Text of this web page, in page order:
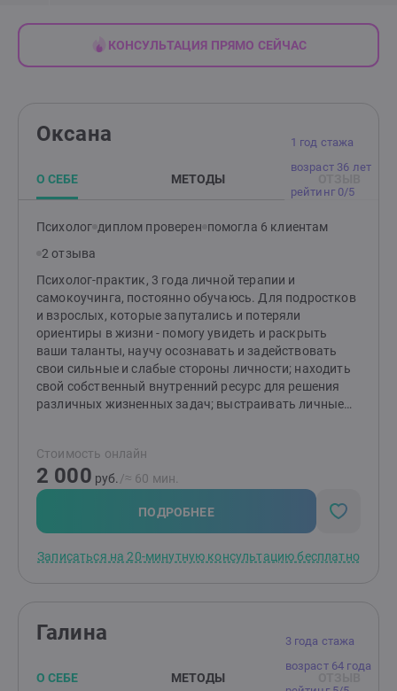
КОНСУЛЬТАЦИЯ ПРЯМО СЕЙЧАС
1 год стажа
возраст 36 лет
рейтинг 0/5
Оксана
О СЕБЕ МЕТОДЫ
Психолог диплом проверен помогла 6 клиентам
2 отзыва
Психолог-практик, 3 года личной терапии и
самокоучинга, постоянно обучаюсь. Для подростков
и взрослых, которые запутались и потеряли
ориентиры в жизни - помогу увидеть и раскрыть
ваши таланты, научу осознавать и задействовать
свои сильные и слабые стороны личности; находить
свой собственный внутренний ресурс для решения
различных жизненных задач; выстраивать личные
счастливой жизни.По-первому образованию я
бухгалтер, долгое время работала в аутсорсинговой
компании, взаимодействовала напрямую с
руководителями компаний и ИП, налоговыми
органами. Знаю устройство корпоративной среды
начальством, коллективом, клиентами.Научу
конструктивный диалог; отказываться от шаблонов
Стоимость онлайн
2 000 руб. /≈ 60 мин.
ПОДРОБНЕЕ
Записаться на 20-минутную консультацию бесплатно
3 года стажа
возраст 64 года
Галина
О СЕБЕ МЕТОДЫ